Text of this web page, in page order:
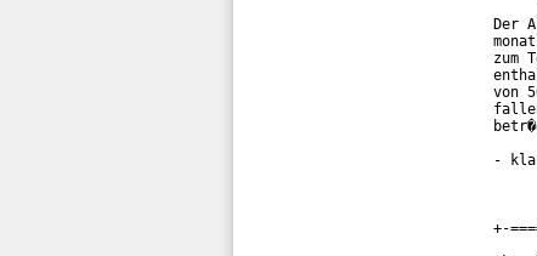
Der
zum
von
-
+-